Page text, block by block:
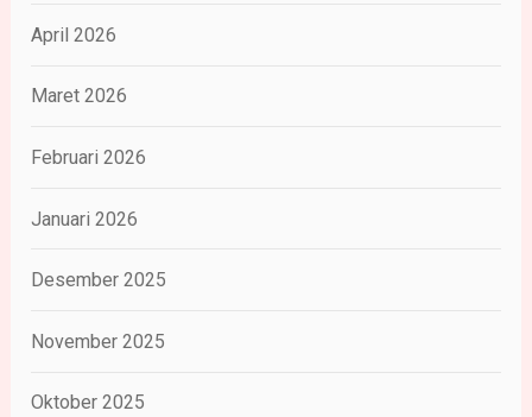
April 2026
Maret 2026
Februari 2026
Januari 2026
Desember 2025
November 2025
Oktober 2025